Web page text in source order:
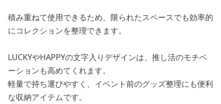
積み重ねて使用できるため、限られたスペースでも効率的
にコレクションを整理できます。
LUCKYやHAPPYの文字入りデザインは、推し活のモチベ
ーションも高めてくれます。
軽量で持ち運びやすく、イベント前のグッズ整理にも便利
な収納アイテムです。